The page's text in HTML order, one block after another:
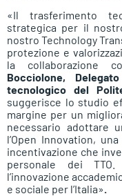
«Il trasferimento
strategica per il
nostro Technology
protezione e
la collaborazione
Bocciolone,
tecnologico del
suggerisce lo studio
margine per un
necessario adottare
l’Open Innovation,
incentivazione che
personale dei
l’innovazione
e sociale per l’Italia».